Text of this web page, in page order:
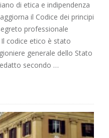
di etica e indipendenza
il Codice dei principi
professionale
codice etico è stato
generale dello Stato
secondo …